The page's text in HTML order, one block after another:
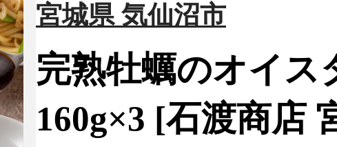
宮城県 気仙沼市
完熟牡蠣のオイス
160g×3 [石渡商店